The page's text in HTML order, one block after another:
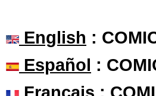
English :
Español :